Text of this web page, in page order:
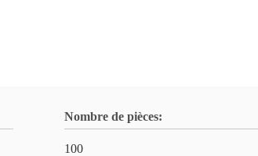
Nombre de pièces:
100